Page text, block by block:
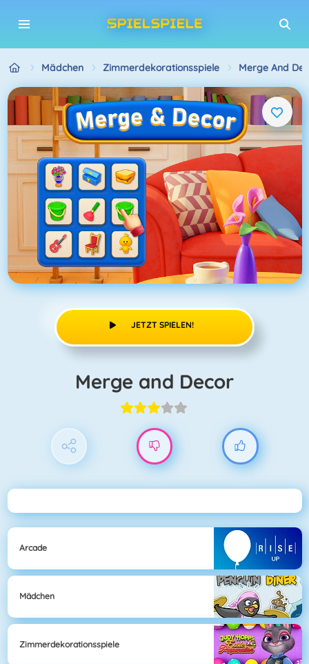
Mädchen Zimmerdekorationsspiele Merge And
JETZT SPIELEN!
Merge and Decor
Arcade
Mädchen
Zimmerdekorationsspiele